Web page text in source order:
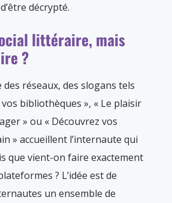
décrypté.
littéraire, mais
?
des réseaux, des slogans tels
bibliothèques », « Le plaisir
» ou « Découvrez vos
» accueillent l’internaute qui
que vient-on faire exactement
? L’idée est de
un ensemble de